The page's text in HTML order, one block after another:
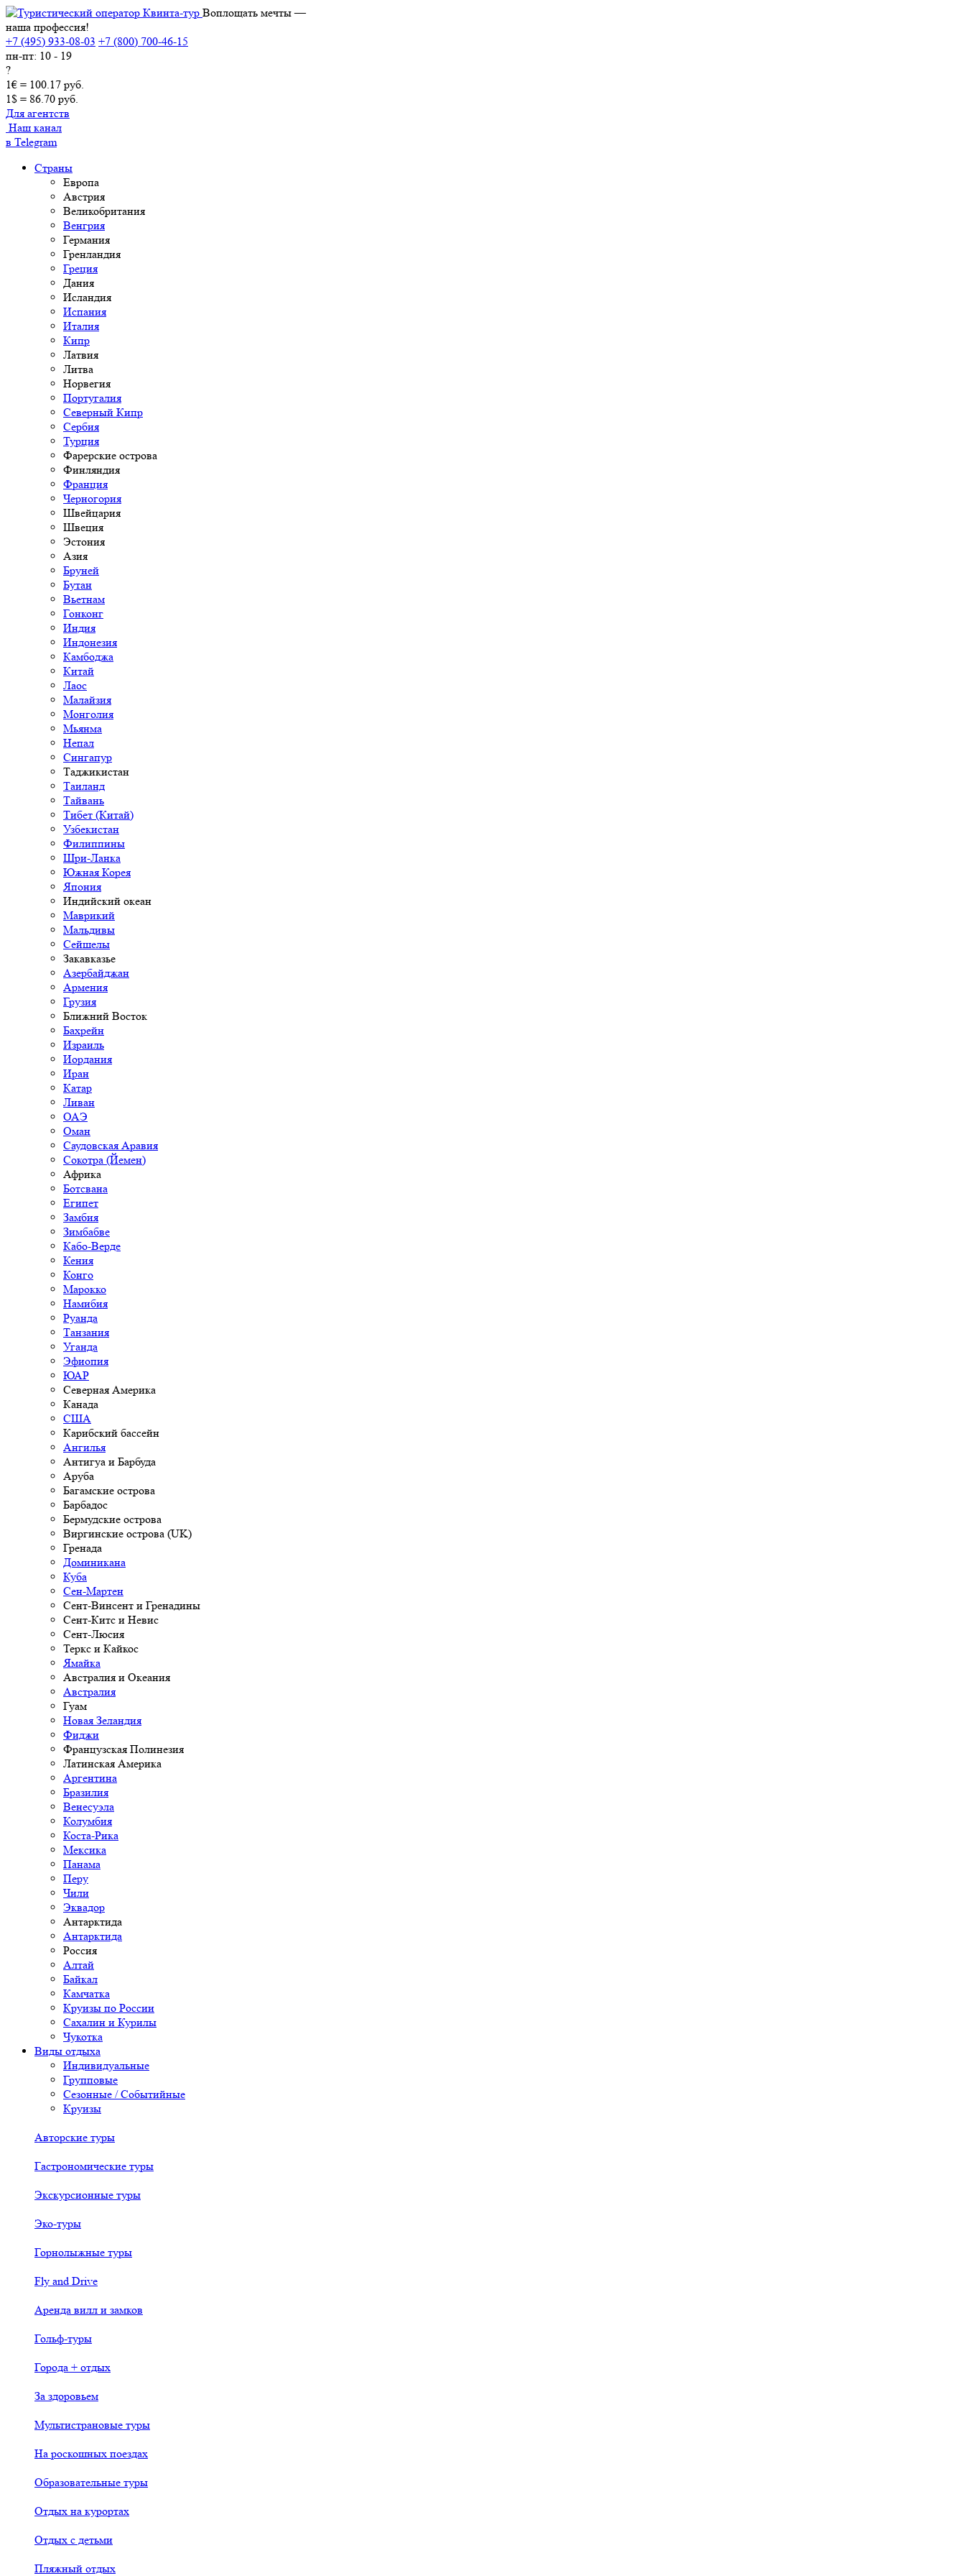
Воплощать мечты —
наша профессия!
+7 (495) 933-08-03 +7 (800) 700-46-15
пн-пт: 10 - 19
?
1€ = 100.17 руб.
1$ = 86.70 руб.
Для агентств
Наш канал
в Telegram
Страны
Европа
Австрия
Великобритания
Венгрия
Германия
Гренландия
Греция
Дания
Исландия
Испания
Италия
Кипр
Латвия
Литва
Норвегия
Португалия
Северный Кипр
Сербия
Турция
Фарерские острова
Финляндия
Франция
Черногория
Швейцария
Швеция
Эстония
Азия
Бруней
Бутан
Вьетнам
Гонконг
Индия
Индонезия
Камбоджа
Китай
Лаос
Малайзия
Монголия
Мьянма
Непал
Сингапур
Таджикистан
Таиланд
Тайвань
Тибет (Китай)
Узбекистан
Филиппины
Шри-Ланка
Южная Корея
Япония
Индийский океан
Маврикий
Мальдивы
Сейшелы
Закавказье
Азербайджан
Армения
Грузия
Ближний Восток
Бахрейн
Израиль
Иордания
Иран
Катар
Ливан
ОАЭ
Оман
Саудовская Аравия
Сокотра (Йемен)
Африка
Ботсвана
Египет
Замбия
Зимбабве
Кабо-Верде
Кения
Конго
Марокко
Намибия
Руанда
Танзания
Уганда
Эфиопия
ЮАР
Северная Америка
Канада
США
Карибский бассейн
Ангилья
Антигуа и Барбуда
Аруба
Багамские острова
Барбадос
Бермудские острова
Виргинские острова (UK)
Гренада
Доминикана
Куба
Сен-Мартен
Сент-Винсент и Гренадины
Сент-Китс и Невис
Сент-Люсия
Теркс и Кайкос
Ямайка
Австралия и Океания
Австралия
Гуам
Новая Зеландия
Фиджи
Французская Полинезия
Латинская Америка
Аргентина
Бразилия
Венесуэла
Колумбия
Коста-Рика
Мексика
Панама
Перу
Чили
Эквадор
Антарктида
Антарктида
Россия
Алтай
Байкал
Камчатка
Круизы по России
Сахалин и Курилы
Чукотка
Виды отдыха
Индивидуальные
Групповые
Сезонные / Событийные
Круизы
Авторские туры
Гастрономические туры
Экскурсионные туры
Эко-туры
Горнолыжные туры
Fly and Drive
Аренда вилл и замков
Гольф-туры
Города + отдых
За здоровьем
Мультистрановые туры
На роскошных поездах
Образовательные туры
Отдых на курортах
Отдых с детьми
Пляжный отдых